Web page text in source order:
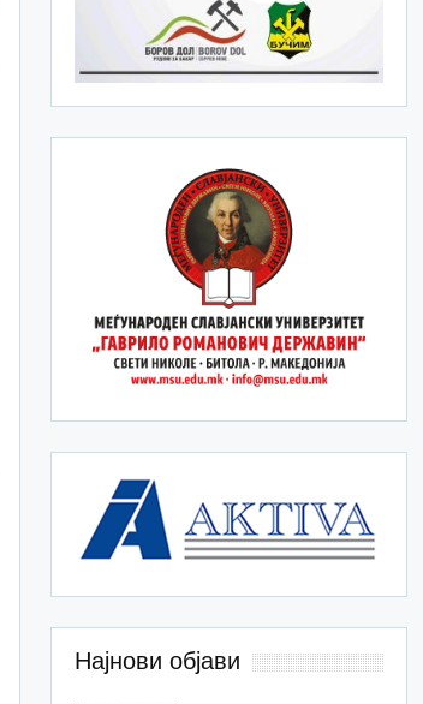
Најнови објави